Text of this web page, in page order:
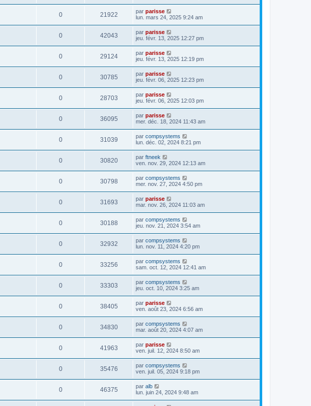
0 21922 par parisse
lun. mars 24, 2025 9:24 am
0 42043 par parisse
jeu. févr. 13, 2025 12:27 pm
0 29124 par parisse
jeu. févr. 13, 2025 12:19 pm
0 30785 par parisse
jeu. févr. 06, 2025 12:23 pm
0 28703 par parisse
jeu. févr. 06, 2025 12:03 pm
0 36095 par parisse
mer. déc. 18, 2024 11:43 am
0 31039 par compsystems
lun. déc. 02, 2024 8:21 pm
0 30820 par ftneek
ven. nov. 29, 2024 12:13 am
0 30798 par compsystems
mer. nov. 27, 2024 4:50 pm
0 31693 par parisse
mar. nov. 26, 2024 11:03 am
0 30188 par compsystems
jeu. nov. 21, 2024 3:54 am
0 32932 par compsystems
lun. nov. 11, 2024 4:20 pm
0 33256 par compsystems
sam. oct. 12, 2024 12:41 am
0 33303 par compsystems
jeu. oct. 10, 2024 3:25 am
0 38405 par parisse
ven. août 23, 2024 6:56 am
0 34830 par compsystems
mar. août 20, 2024 4:07 am
0 41963 par parisse
ven. juil. 12, 2024 8:50 am
0 35476 par compsystems
ven. juil. 05, 2024 9:18 pm
0 46375 par alb
lun. juin 24, 2024 9:48 am